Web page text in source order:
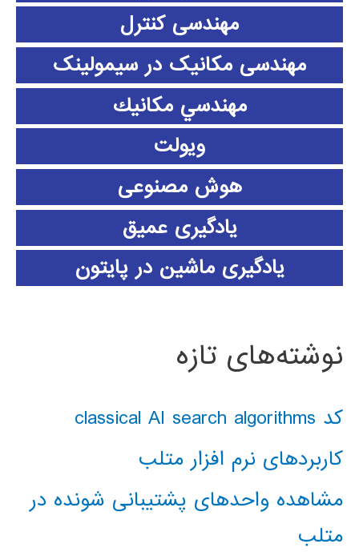
مهندسی کنترل
مهندسی مکانیک در سیمولینک
مهندسي مكانيك
ویولت
هوش مصنوعی
یادگیری عمیق
یادگیری ماشین در پایتون
نوشته‌های تازه
کد classical AI search algorithms
کاربردهای نرم افزار متلب
مشاهده واحدهای پشتیبانی شونده در
متلب